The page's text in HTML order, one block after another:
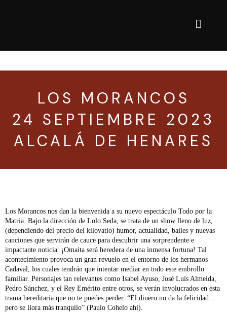
LOS MORANCOS
24 SEPTIEMBRE 2023
ALCALÁ DE HENARES
Los Morancos nos dan la bienvenida a su nuevo espectáculo Todo por la
Matria. Bajo la dirección de Lolo Seda, se trata de un show lleno de luz,
(dependiendo del precio del kilovatio) humor, actualidad, bailes y nuevas
canciones que servirán de cauce para descubrir una sorprendente e
impactante noticia: ¡Omaita será heredera de una inmensa fortuna! Tal
acontecimiento provoca un gran revuelo en el entorno de los hermanos
Cadaval, los cuales tendrán que intentar mediar en todo este embrollo
familiar. Personajes tan relevantes como Isabel Ayuso, José Luis Almeida,
Pedro Sánchez, y el Rey Emérito entre otros, se verán involucrados en esta
trama hereditaria que no te puedes perder. “El dinero no da la felicidad…
pero se llora más tranquilo” (Paulo Cohelo ahí).